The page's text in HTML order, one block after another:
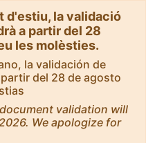
d'estiu, la validació
a partir del 28
les molèsties.
la validación de
del 28 de agosto
validation will
We apologize for